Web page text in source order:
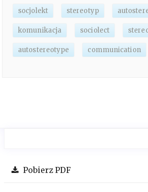
socjolekt stereotyp
komunikacja sociolect
autostereotype communication
Pobierz PDF